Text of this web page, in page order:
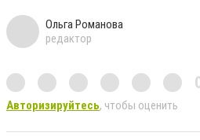
Ольга Романова
редактор
Авторизируйтесь, чтобы оценить